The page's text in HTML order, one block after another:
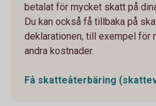
betalat för mycket skatt på
Du kan också få tillbaka på
deklarationen, till exempel för
andra kostnader.
Få skatteåterbäring